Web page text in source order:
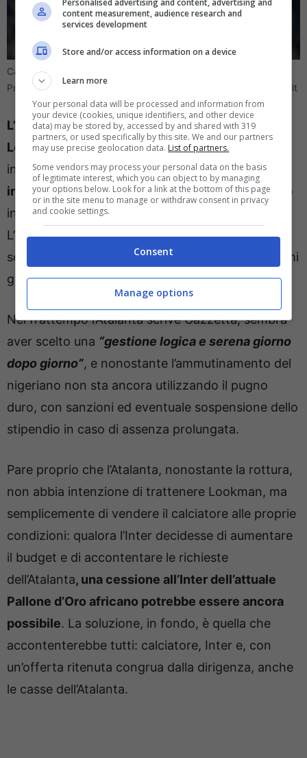
Calciomercato Inter, pronto lui se salta Lookman: il nome dalla
Premier League (foto: ANSA/EPA/Jonas Ekstromer) – direttagoal.it
L’inglese, classe ‘2000, ha tre anni meno di
Lookman esoprattutto un costo decisamente
inferiore: il valore del suo cartellino si aggira
intorno ai 25 milioni, anche a causa del contratto
in scadenza in prossimo anno con i Red Devils.
L’operazione sarebbe quindi decisamente più
sostenibile e potrebbe infiammarsi se, nei prossimi
giorni, l’Atalanta continuasse ancora a fare muro.
Nel frattempo l’Atalanta scrive Gazzetta, sembra
aver scelto una “gestione logica e serena giorno
dopo giorno”, e nonostante l’ammutinamento del
nigeriano non sta ancora utilizzando il pugno
duro, con sanzioni ed eventuale sospensione dello
stipendio in caso di assenza prolungata.
Pare proprio che l’Atalanta, nonostante la rottura,
non abbia intenzione di trattenere Lookman, ma
semplicemente di vendere il calciatore alle proprie
condizioni: qualora l’Inter decidesse di aumentare
il budget e di accontentare le richieste
dell’Atalanta, una cessione all’Inter dell’attuale
Pallone d’Oro africano potrebbe essere ancora
possibile. La soluzione, in fondo, è quella che
accontenterebbe tutti: calciatore, Inter e, con
un’offerta ritenuta congrua dalla dirigenza, anche
le casse dell’Atalanta.
content measurement, audience research and
services development
Store and/or access information on a device
Learn more
Your personal data will be processed and information from
your device (cookies, unique identifiers, and other device
data) may be stored by, accessed by and shared with 319
partners, or used specifically by this site. We and our partners
may use precise geolocation data. List of partners.
Some vendors may process your personal data on the basis
of legitimate interest, which you can object to by managing
your options below. Look for a link at the bottom of this page
or in the site menu to manage or withdraw consent in privacy
and cookie settings.
Consent
Manage options